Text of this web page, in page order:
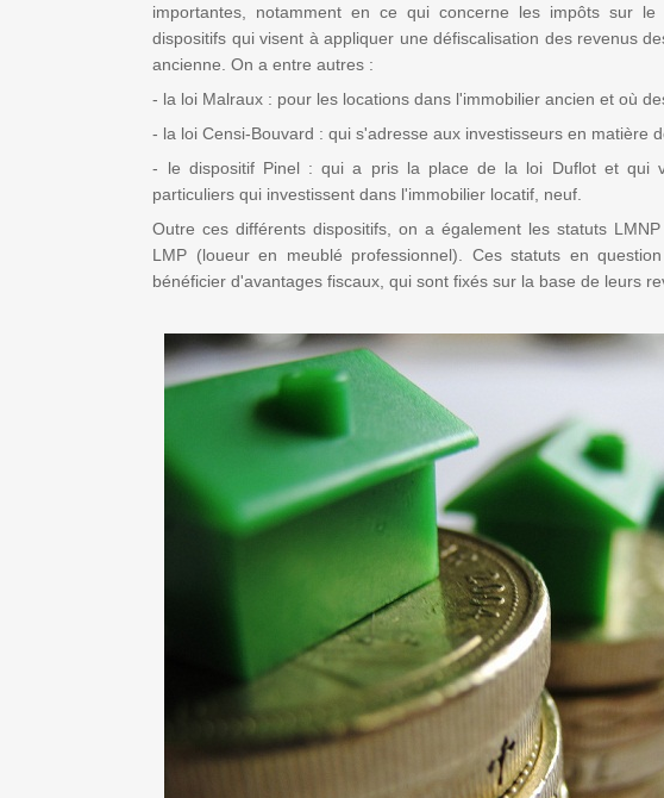
importantes, notamment en ce qui concerne les impôts sur le
dispositifs qui visent à appliquer une défiscalisation des revenus
ancienne. On a entre autres :
- la loi Malraux : pour les locations dans l'immobilier ancien et où
- la loi Censi-Bouvard : qui s'adresse aux investisseurs en matière
- le dispositif Pinel : qui a pris la place de la loi Duflot et qui
particuliers qui investissent dans l'immobilier locatif, neuf.
Outre ces différents dispositifs, on a également les statuts
LMP (loueur en meublé professionnel). Ces statuts en
bénéficier d'avantages fiscaux, qui sont fixés sur la base de leurs